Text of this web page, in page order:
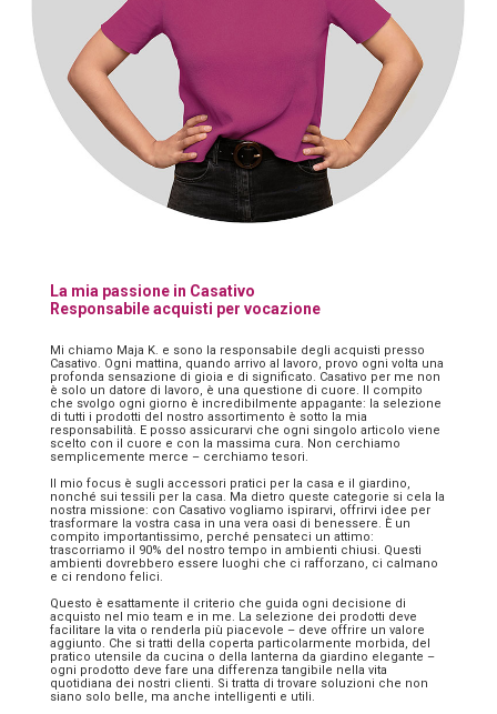
La mia passione in Casativo
Responsabile acquisti per vocazione
Mi chiamo Maja K. e sono la responsabile degli acquisti presso
Casativo. Ogni mattina, quando arrivo al lavoro, provo ogni volta una
profonda sensazione di gioia e di significato. Casativo per me non
è solo un datore di lavoro, è una questione di cuore. Il compito
che svolgo ogni giorno è incredibilmente appagante: la selezione
di tutti i prodotti del nostro assortimento è sotto la mia
responsabilità. E posso assicurarvi che ogni singolo articolo viene
scelto con il cuore e con la massima cura. Non cerchiamo
semplicemente merce – cerchiamo tesori.
Il mio focus è sugli accessori pratici per la casa e il giardino,
nonché sui tessili per la casa. Ma dietro queste categorie si cela la
nostra missione: con Casativo vogliamo ispirarvi, offrirvi idee per
trasformare la vostra casa in una vera oasi di benessere. È un
compito importantissimo, perché pensateci un attimo:
trascorriamo il 90% del nostro tempo in ambienti chiusi. Questi
ambienti dovrebbero essere luoghi che ci rafforzano, ci calmano
e ci rendono felici.
Questo è esattamente il criterio che guida ogni decisione di
acquisto nel mio team e in me. La selezione dei prodotti deve
facilitare la vita o renderla più piacevole – deve offrire un valore
aggiunto. Che si tratti della coperta particolarmente morbida, del
pratico utensile da cucina o della lanterna da giardino elegante –
ogni prodotto deve fare una differenza tangibile nella vita
quotidiana dei nostri clienti. Si tratta di trovare soluzioni che non
siano solo belle, ma anche intelligenti e utili.